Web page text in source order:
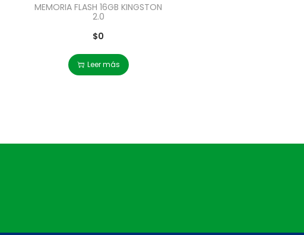
MEMORIA FLASH 16GB KINGSTON
2.0
$0
Leer más